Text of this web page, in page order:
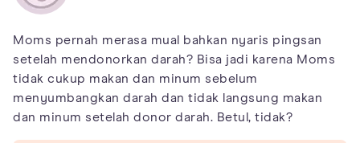
Moms pernah merasa mual bahkan nyaris pingsan
setelah mendonorkan darah? Bisa jadi karena Moms
tidak cukup makan dan minum sebelum
menyumbangkan darah dan tidak langsung makan
dan minum setelah donor darah. Betul, tidak?